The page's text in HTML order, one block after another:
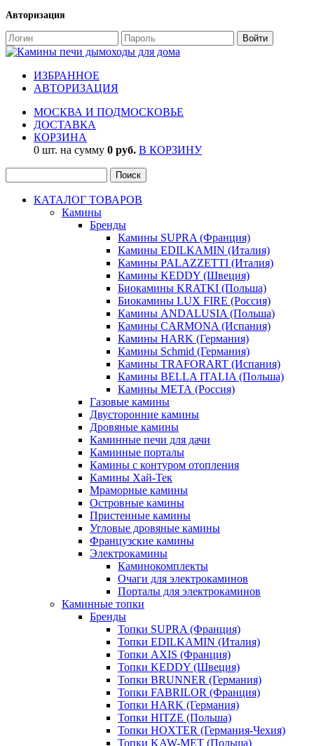
Авторизация
ИЗБРАННОЕ
АВТОРИЗАЦИЯ
МОСКВА И ПОДМОСКОВЬЕ
ДОСТАВКА
КОРЗИНА
0 шт. на сумму 0 руб. В КОРЗИНУ
КАТАЛОГ ТОВАРОВ
Камины
Бренды
Камины SUPRA (Франция)
Камины EDILKAMIN (Италия)
Камины PALAZZETTI (Италия)
Камины KEDDY (Швеция)
Биокамины KRATKI (Польша)
Биокамины LUX FIRE (Россия)
Камины ANDALUSIA (Польша)
Камины CARMONA (Испания)
Камины HARK (Германия)
Камины Schmid (Германия)
Камины TRAFORART (Испания)
Камины BELLA ITALIA (Польша)
Камины МЕТА (Россия)
Газовые камины
Двусторонние камины
Дровяные камины
Каминные печи для дачи
Каминные порталы
Камины с контуром отопления
Камины Хай-Тек
Мраморные камины
Островные камины
Пристенные камины
Угловые дровяные камины
Французские камины
Электрокамины
Каминокомплекты
Очаги для электрокаминов
Порталы для электрокаминов
Каминные топки
Бренды
Топки SUPRA (Франция)
Топки EDILKAMIN (Италия)
Топки AXIS (Франция)
Топки KEDDY (Швеция)
Топки BRUNNER (Германия)
Топки FABRILOR (Франция)
Топки HARK (Германия)
Топки HITZE (Польша)
Топки HOXTER (Германия-Чехия)
Топки KAW-MET (Польша)